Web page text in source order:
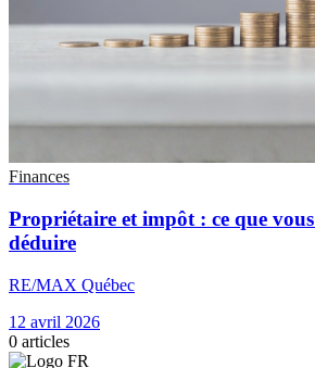
Finances
Propriétaire et impôt : ce que
déduire
RE/MAX Québec
12 avril 2026
0 articles